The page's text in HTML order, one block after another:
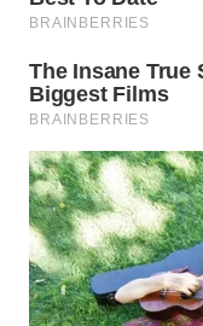
WN
PURWAKARTA
WN
PRIANGAN
TIMUR
WN
SEMARANG